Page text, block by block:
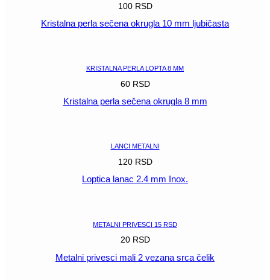
100 RSD
Kristalna perla sečena okrugla 10 mm ljubičasta
KRISTALNA PERLA LOPTA 8 MM
60 RSD
Kristalna perla sečena okrugla 8 mm
LANCI METALNI
120 RSD
Loptica lanac 2.4 mm Inox.
METALNI PRIVESCI 15 RSD
20 RSD
Metalni privesci mali 2 vezana srca čelik